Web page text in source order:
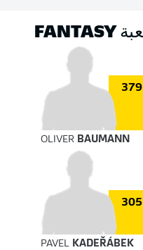
379
OLIVER BAUMANN
305
PAVEL KADEŘÁBEK